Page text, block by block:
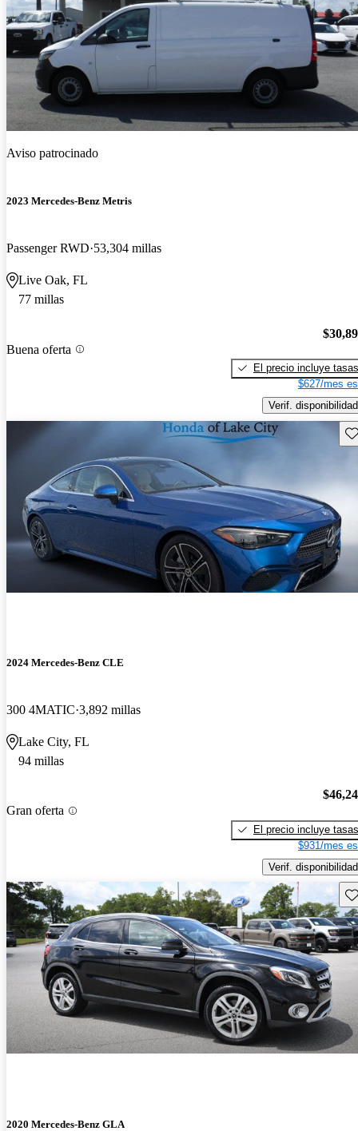
Aviso patrocinado
2023 Mercedes-Benz Metris
Passenger RWD 53,304 millas
Live Oak, FL
77 millas
Buena oferta
El precio incluye tasas
$627/mes
Verif. disponibilidad
2024 Mercedes-Benz CLE
300 4MATIC 3,892 millas
Lake City, FL
94 millas
Gran oferta
El precio incluye tasas
$931/mes
Verif. disponibilidad
2020 Mercedes-Benz GLA